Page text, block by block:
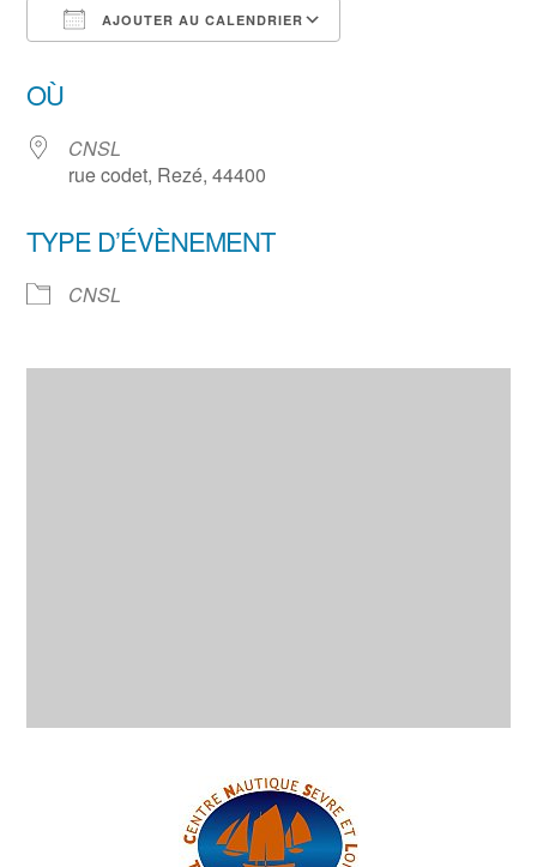
AJOUTER AU CALENDRIER
OÙ
CNSL
rue codet, Rezé, 44400
TYPE D’ÉVÈNEMENT
CNSL